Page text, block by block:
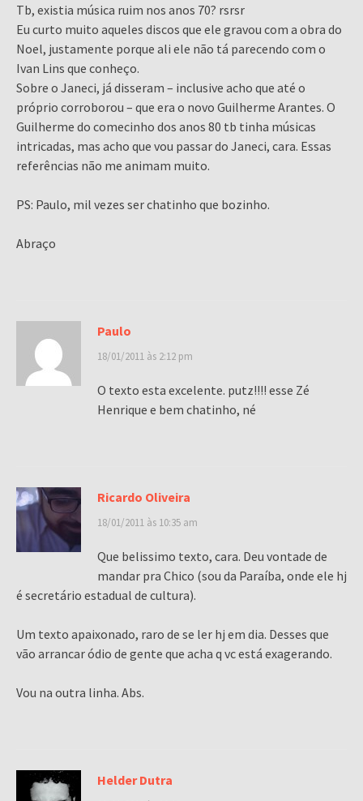
Tb, existia música ruim nos anos 70? rsrsr
Eu curto muito aqueles discos que ele gravou com a obra do
Noel, justamente porque ali ele não tá parecendo com o
Ivan Lins que conheço.
Sobre o Janeci, já disseram – inclusive acho que até o
próprio corroborou – que era o novo Guilherme Arantes. O
Guilherme do comecinho dos anos 80 tb tinha músicas
intricadas, mas acho que vou passar do Janeci, cara. Essas
referências não me animam muito.
PS: Paulo, mil vezes ser chatinho que bozinho.
Abraço
Paulo
18/01/2011 às 2:12 pm
O texto esta excelente. putz!!!! esse Zé
Henrique e bem chatinho, né
Ricardo Oliveira
18/01/2011 às 10:35 am
Que belissimo texto, cara. Deu vontade de
mandar pra Chico (sou da Paraíba, onde ele hj
é secretário estadual de cultura).
Um texto apaixonado, raro de se ler hj em dia. Desses que
vão arrancar ódio de gente que acha q vc está exagerando.
Vou na outra linha. Abs.
Helder Dutra